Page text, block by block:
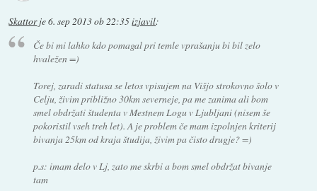
Skattorje6. sep 2013 ob 22:35izjavil:
Če bi mi lahko kdo pomagal pri temle vprašanju bi bil zelo
hvaležen =)
Torej, zaradi statusa se letos vpisujem na Višjo strokovno šolo v
Celju, živim približno 30km severneje, pa me zanima ali bom
smel obdržati študenta v Mestnem Logu v Ljubljani (nisem še
pokoristil vseh treh let). A je problem če mam izpolnjen kriterij
bivanja 25km od kraja študija, živim pa čisto drugje? =)
p.s: imam delo v Lj, zato me skrbi a bom smel obdržat bivanje
tam